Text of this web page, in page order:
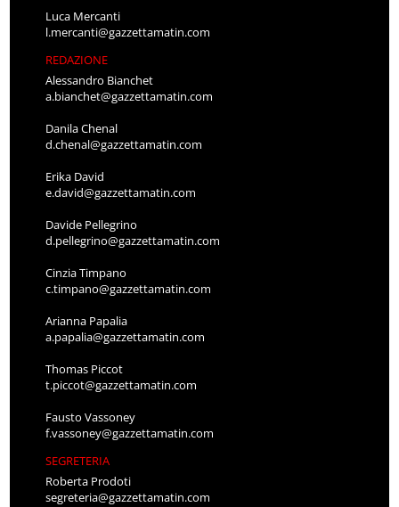
Luca Mercanti
l.mercanti@gazzettamatin.com
REDAZIONE
Alessandro Bianchet
a.bianchet@gazzettamatin.com
Danila Chenal
d.chenal@gazzettamatin.com
Erika David
e.david@gazzettamatin.com
Davide Pellegrino
d.pellegrino@gazzettamatin.com
Cinzia Timpano
c.timpano@gazzettamatin.com
Arianna Papalia
a.papalia@gazzettamatin.com
Thomas Piccot
t.piccot@gazzettamatin.com
Fausto Vassoney
f.vassoney@gazzettamatin.com
SEGRETERIA
Roberta Prodoti
segreteria@gazzettamatin.com